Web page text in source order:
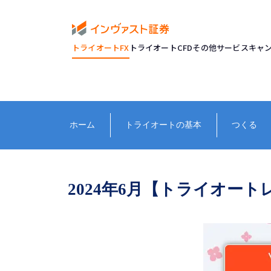
トライオートFX トライオートCFDその他サービスキャ
ホーム トライオートの基本 つくる
2024年6月【トライオート